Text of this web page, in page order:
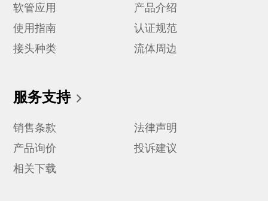
软管应用
产品介绍
使用指南
认证规范
接头种类
流体周边
服务支持
销售条款
法律声明
产品询价
投诉建议
相关下载